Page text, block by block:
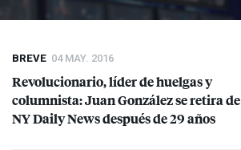
BREVE 04 MAY. 2016
Revolucionario, líder de huelgas y
columnista: Juan González se retira de
NY Daily News después de 29 años